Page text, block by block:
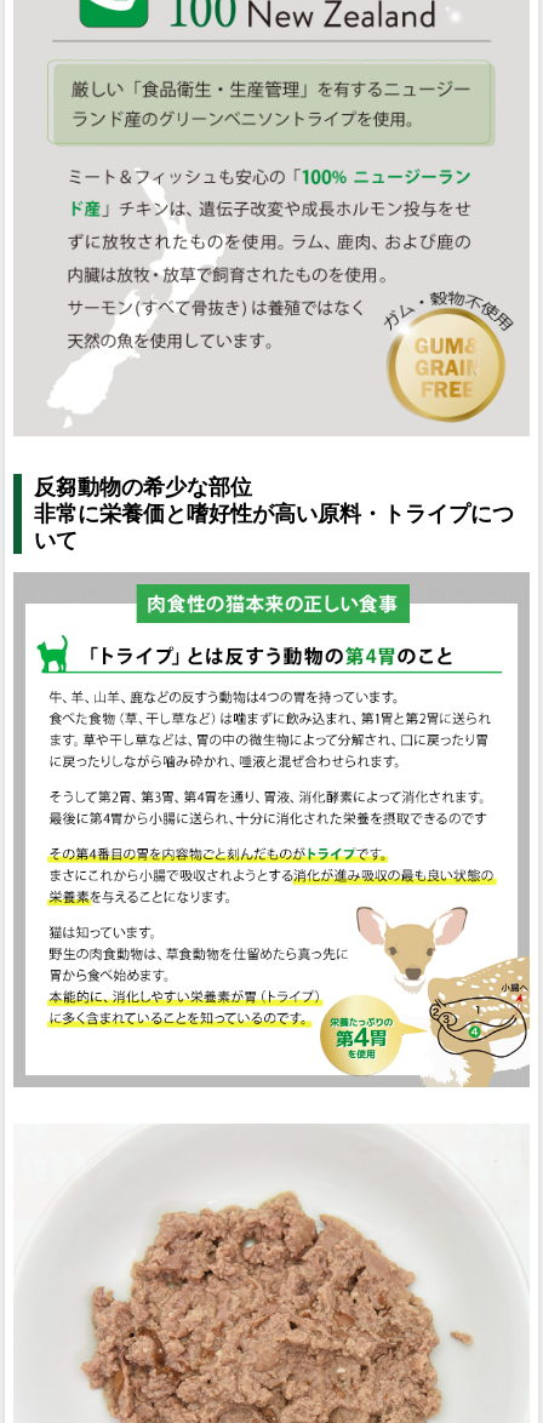
反芻動物の希少な部位
非常に栄養価と嗜好性が高い原料・トライプにつ
いて